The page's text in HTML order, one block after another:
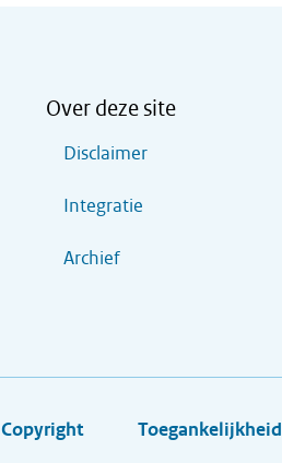
Over deze site
Disclaimer
Integratie
Archief
Copyright Toegankelijkheid